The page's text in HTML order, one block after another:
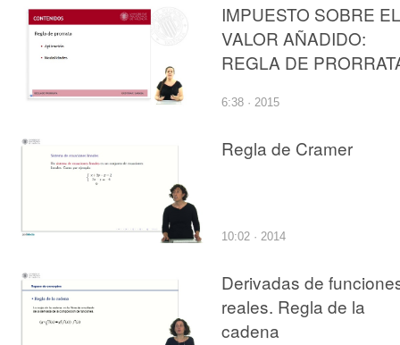
IMPUESTO SOBRE EL
VALOR AÑADIDO:
REGLA DE
6:38 · 2015
Regla de Cramer
10:02 · 2014
Derivadas de
reales. Regla de la
cadena